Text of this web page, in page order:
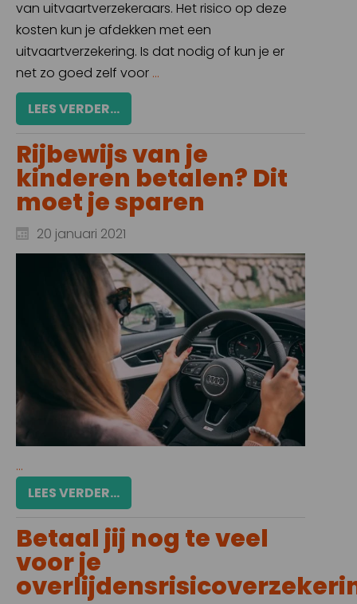
van uitvaartverzekeraars. Het risico op deze
kosten kun je afdekken met een
uitvaartverzekering. Is dat nodig of kun je er
net zo goed zelf voor ...
LEES VERDER...
Rijbewijs van je
kinderen betalen? Dit
moet je sparen
20 januari 2021
...
LEES VERDER...
Betaal jij nog te veel
voor je